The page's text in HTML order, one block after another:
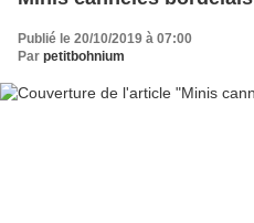
Publié le 20/10/2019 à 07:00
Par petitbohnium